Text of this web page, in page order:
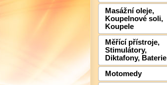
Masážní oleje,
Koupelnové soli,
Koupele
Měřící přístroje,
Stimulátory,
Diktafony, Baterie
Motomedy